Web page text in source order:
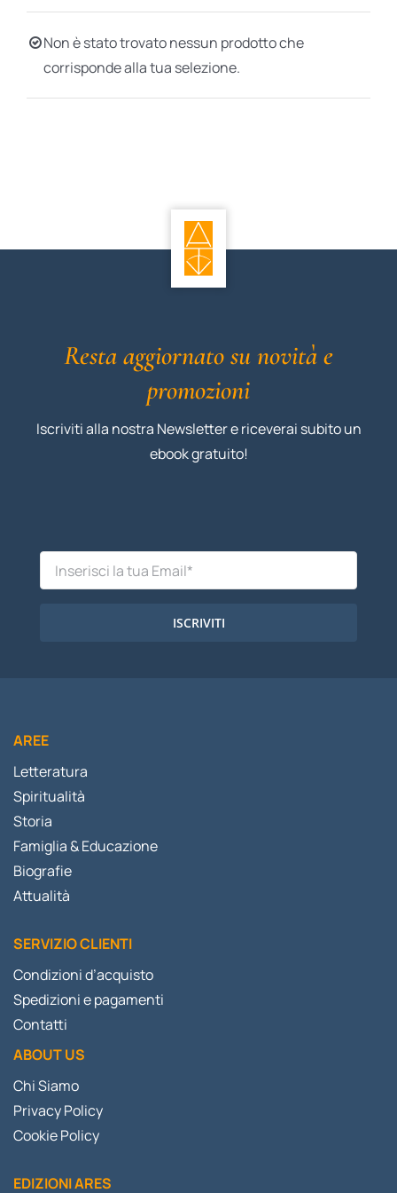
BIOGRAFIE
ATTUALITÀ
Non è stato trovato nessun prodotto che
corrisponde alla tua selezione.
Resta aggiornato su novità e
promozioni
Iscriviti alla nostra Newsletter e riceverai subito un
ebook gratuito!
ISCRIVITI
AREE
Letteratura
Spiritualità
Storia
Famiglia & Educazione
Biografie
Attualità
SERVIZIO CLIENTI
Condizioni d’acquisto
Spedizioni e pagamenti
Contatti
ABOUT US
Chi Siamo
Privacy Policy
Cookie Policy
EDIZIONI ARES